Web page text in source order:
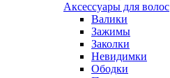
Аксессуары для волос
Валики
Зажимы
Заколки
Невидимки
Ободки